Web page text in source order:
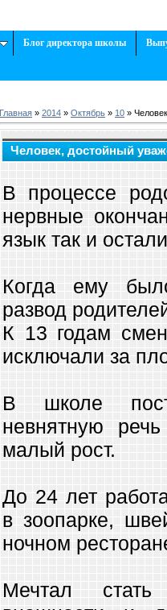
Блог директора школы
Главная » 2014 » Октябрь » 10 »
Человек, достойный
В процессе
нервные
язык так и
Когда ему
развод
К 13 годам
исключали за
В школе
невнятную
малый рост.
До 24 лет
в зоопарке,
ночном
Мечтал